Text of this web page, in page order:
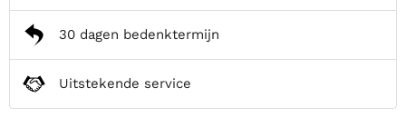
30 dagen bedenktermijn
Uitstekende service